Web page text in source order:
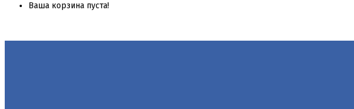
Ваша корзина пуста!